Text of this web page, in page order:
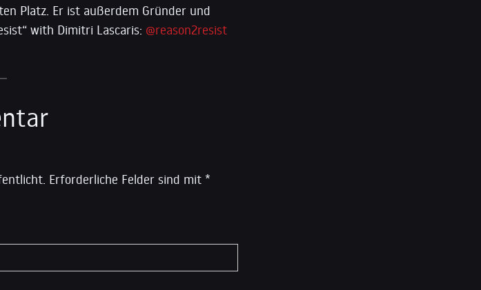
Platz. Er ist außerdem Gründer und
with Dimitri Lascaris: @reason2resist
Erforderliche Felder sind mit *